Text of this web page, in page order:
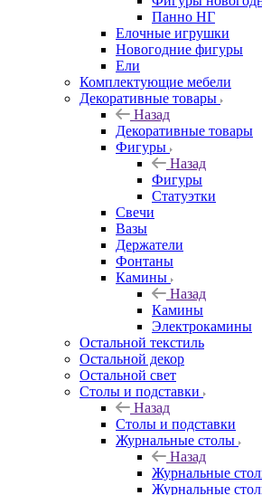
Панно НГ
Елочные игрушки
Новогодние фигуры
Ели
Комплектующие мебели
Декоративные товары
Назад
Декоративные товары
Фигуры
Назад
Фигуры
Статуэтки
Свечи
Вазы
Держатели
Фонтаны
Камины
Назад
Камины
Электрокамины
Остальной текстиль
Остальной декор
Остальной свет
Столы и подставки
Назад
Столы и подставки
Журнальные столы
Назад
Журнальные
Журнальные